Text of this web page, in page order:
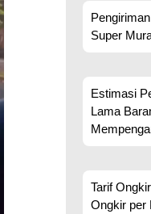
Super
Estimasi
Lama
Tarif
Ongkir per